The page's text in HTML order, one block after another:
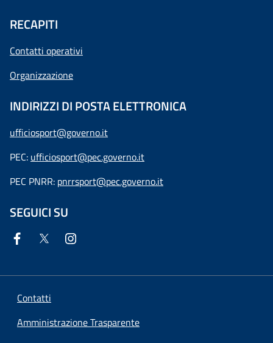
RECAPITI
Contatti operativi
Organizzazione
INDIRIZZI DI POSTA ELETTRONICA
ufficiosport@governo.it
PEC: ufficiosport@pec.governo.it
PEC PNRR: pnrrsport@pec.governo.it
SEGUICI SU
Contatti
Amministrazione Trasparente